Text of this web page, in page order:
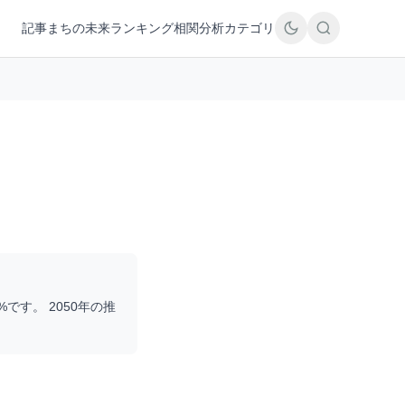
記事まちの未来ランキング相関分析カテゴリ
です。 2050年の推